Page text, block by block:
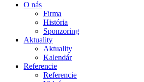
O nás
Firma
História
Sponzoring
Aktuality
Aktuality
Kalendár
Referencie
Referencie